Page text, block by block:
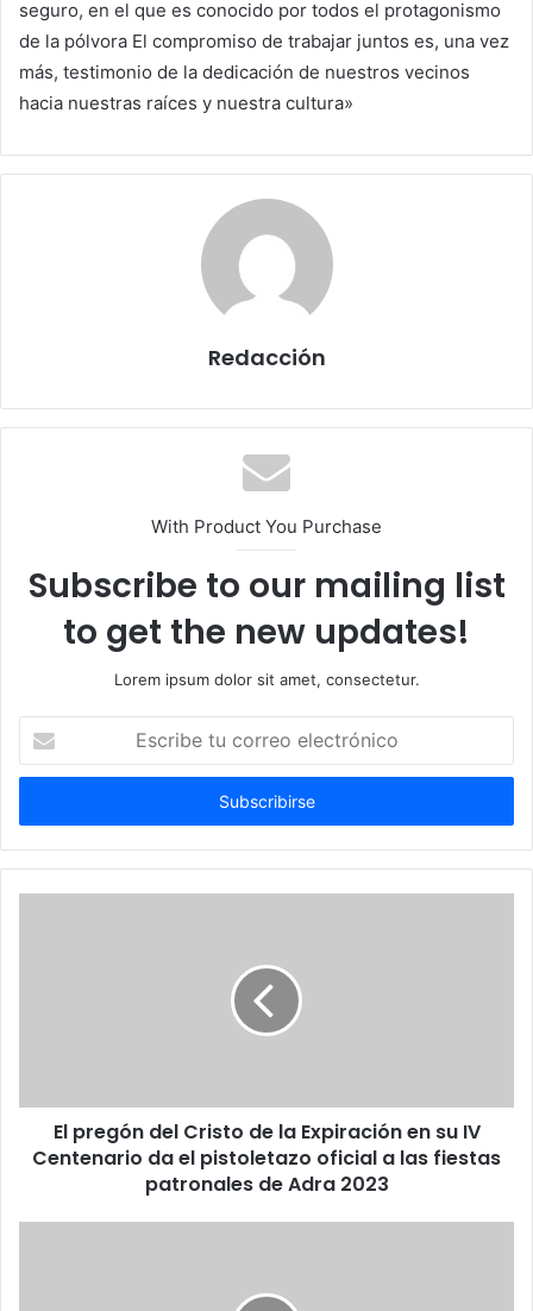
seguro, en el que es conocido por todos el protagonismo
de la pólvora El compromiso de trabajar juntos es, una vez
más, testimonio de la dedicación de nuestros vecinos
hacia nuestras raíces y nuestra cultura»
Redacción
With Product You Purchase
Subscribe to our mailing list
to get the new updates!
Lorem ipsum dolor sit amet, consectetur.
correo
El pregón del Cristo de la Expiración en su IV
Centenario da el pistoletazo oficial a las fiestas
patronales de Adra 2023